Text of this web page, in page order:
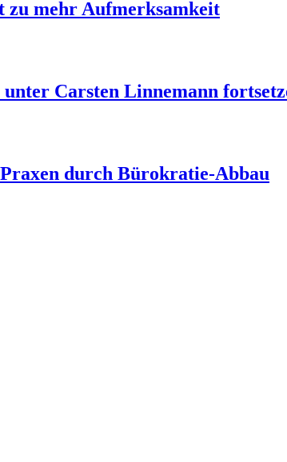
zu mehr Aufmerksamkeit
Carsten Linnemann
durch Bürokratie-Abbau